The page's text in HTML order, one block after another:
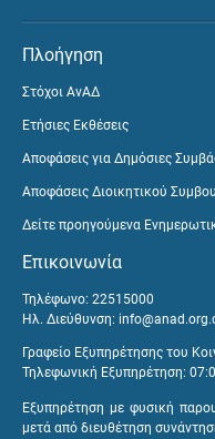
Πλοήγηση
Στόχοι ΑνΑΔ
Ετήσιες Εκθέσεις
Αποφάσεις για Δημόσιες
Αποφάσεις Διοικητικού
Δείτε προηγούμενα
Επικοινωνία
Τηλέφωνο: 22515000
Ηλ. Διεύθυνση:
Γραφείο Εξυπηρέτησης του
Τηλεφωνική Εξυπηρέτηση:
Εξυπηρέτηση με φυσική
μετά από διευθέτηση